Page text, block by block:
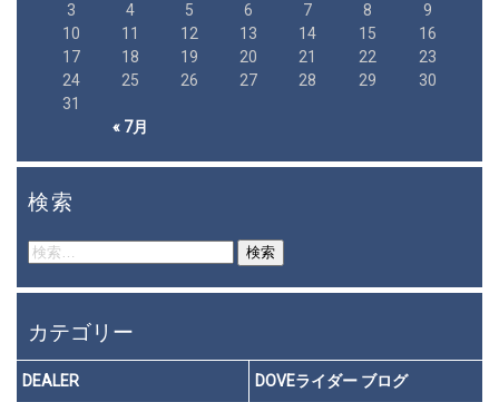
« 7月
3
4 5 6 7 8
9
10
11 12 13 14 15
16
17
18 19 20 21 22
23
24
25 26 27 28 29
30
31
検索
検
索:
カテゴリー
DEALER DOVEライダー ブログ